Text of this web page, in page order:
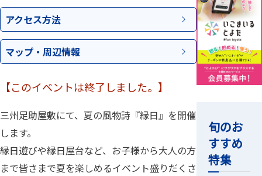
アクセス方法
マップ・ 周辺情報
【このイベントは終了しました。】
三州足助屋敷にて、夏の風物詩『縁日』を開催
します。
縁日遊びや縁日屋台など、お子様から大人の方
まで皆さまで夏を楽しめるイベント盛りだくさ
旬のお
すすめ
特集